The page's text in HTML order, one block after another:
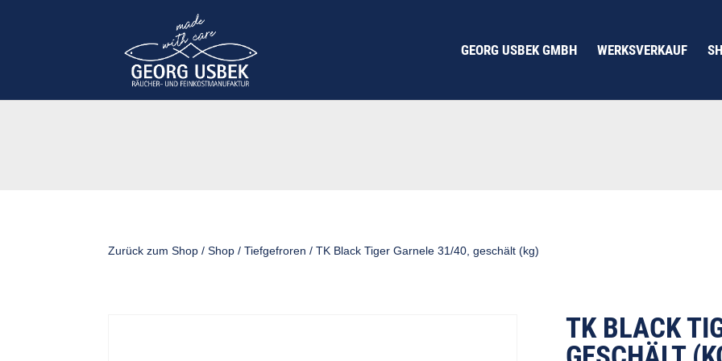
GEORG USBEK GMBH WERKSVERKAUF
Zurück zum Shop /Shop /Tiefgefroren / TK Black Tiger Garnele 31/40, geschält (kg)
TK BLACK